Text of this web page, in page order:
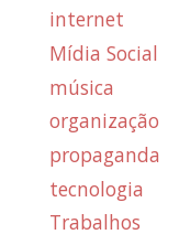
internet
Mídia Social
música
organização
propaganda
tecnologia
Trabalhos